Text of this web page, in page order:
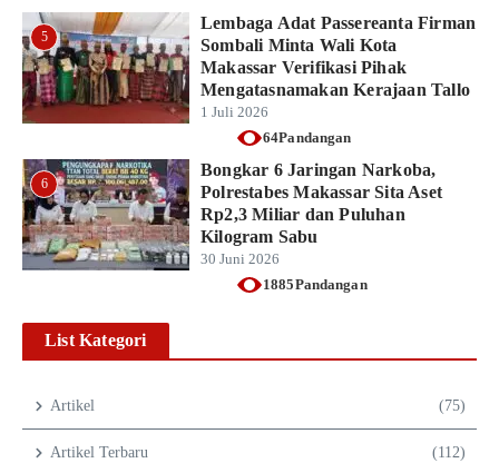
5
Lembaga Adat Passereanta Firman
Sombali Minta Wali Kota
Makassar Verifikasi Pihak
Mengatasnamakan Kerajaan Tallo
1 Juli 2026
64Pandangan
6
Bongkar 6 Jaringan Narkoba,
Polrestabes Makassar Sita Aset
Rp2,3 Miliar dan Puluhan
Kilogram Sabu
30 Juni 2026
1885Pandangan
List Kategori
Artikel (75)
Artikel Terbaru (112)